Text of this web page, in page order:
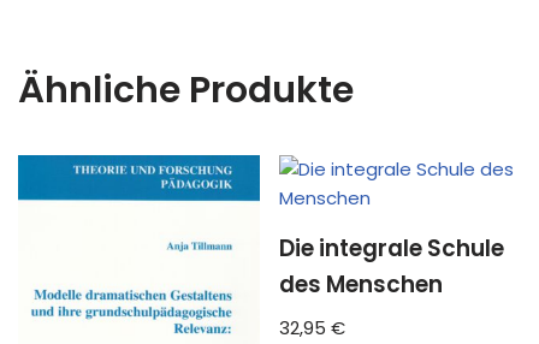
Ähnliche Produkte
Die integrale Schule
des Menschen
32,95€